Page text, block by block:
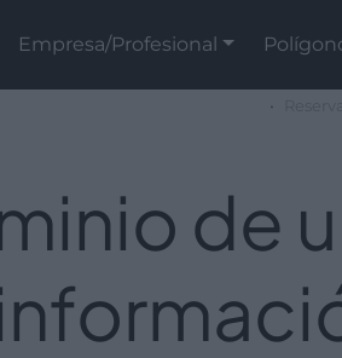
Empresa/Profesional
de